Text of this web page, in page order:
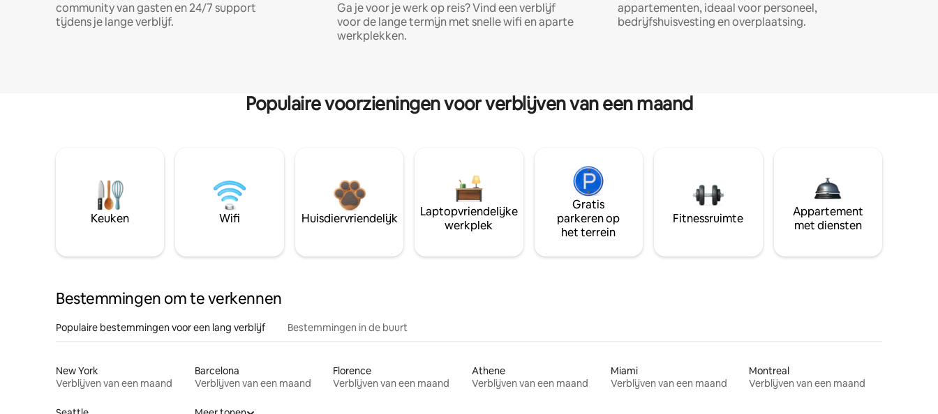
community van gasten en 24/7 support
tijdens je lange verblijf.
Ga je voor je werk op reis? Vind een verblijf
voor de lange termijn met snelle wifi en aparte
werkplekken.
appartementen, ideaal voor personeel,
bedrijfshuisvesting en overplaatsing.
Populaire voorzieningen voor verblijven van een maand
Keuken Wifi Huisdiervriendelijk
Laptopvriendelijke
werkplek
Gratis
parkeren op
het terrein
Fitnessruimte
Appartement
met diensten
Bestemmingen om te verkennen
Populaire bestemmingen voor een lang verblijf Bestemmingen in de buurt
New York
Verblijven van een maand
Barcelona
Verblijven van een maand
Florence
Verblijven van een maand
Athene
Verblijven van een maand
Miami
Verblijven van een maand
Montreal
Verblijven van een maand